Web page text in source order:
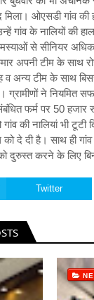
ओएसडी गांव
गांव के नालियों की
से सीनियर
अपनी टीम के साथ
व अन्य टीम के साथ
ग्रामीणों ने नियमित
फर्म पर 50 हजार
की नालियां भी
को दे दी है। साथ ही
दुरुस्त करने के लिए
Twitter